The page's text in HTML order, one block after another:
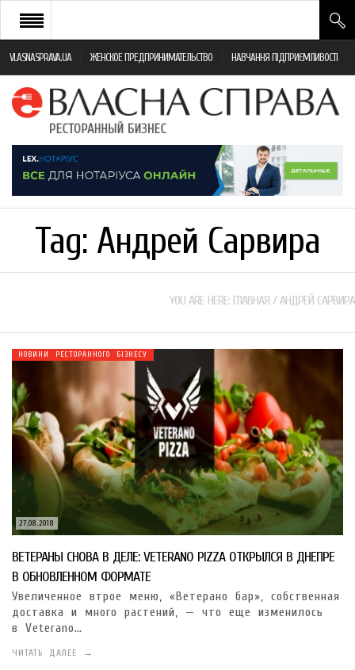
VLASNASPRAVA.UA ЖЕНСКОЕ ПРЕДПРИНИМАТЕЛЬСТВО НАВЧАННЯ ПІДПРИЄМЛИВОСТІ
НОВИНИ РЕСТОРАННОГО БІЗНЕСУ
ЯК ВІДКРИТИ ТА УСПІШНО КЕРУВАТИ
МОНІТОРИНГ ЗАКОНОДАВСТВА
ФРАНЧАЙЗИНГ
Tag: Андрей Сарвира
YOU ARE HERE: ГЛАВНАЯ / АНДРЕЙ САРВИРА
27.08.2018
НОВИНИ РЕСТОРАННОГО БІЗНЕСУ
ВЕТЕРАНЫ СНОВА В ДЕЛЕ: VETERANO PIZZA ОТКРЫЛСЯ В ДНЕПРЕ
В ОБНОВЛЕННОМ ФОРМАТЕ
Увеличенное втрое меню, «Ветерано бар», собственная
доставка и много растений, — что еще изменилось
в Veterano…
ЧИТАТЬ ДАЛЕЕ →